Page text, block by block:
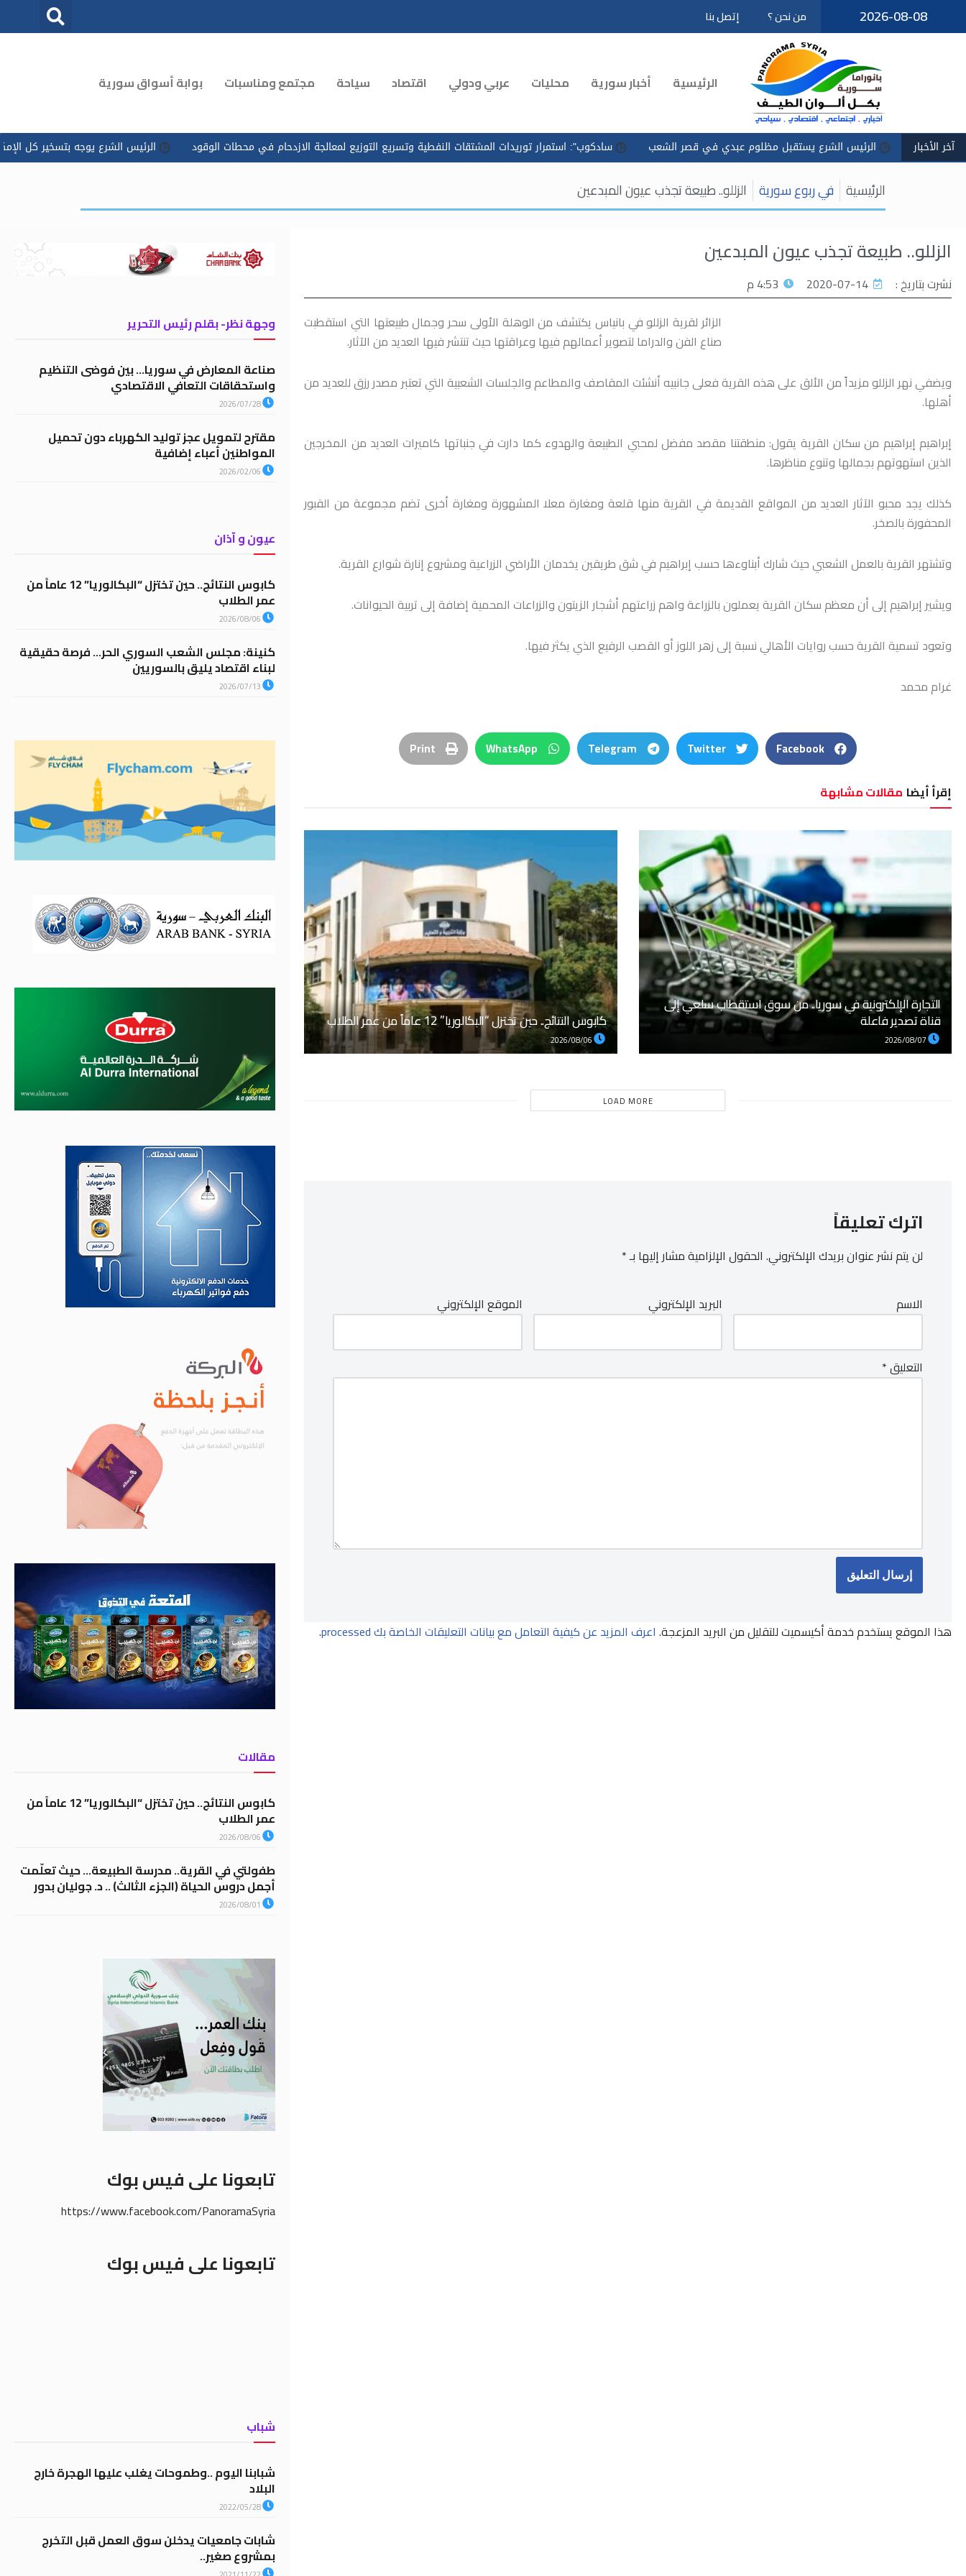
تخطى
2026-08-08 من نحن ؟ إتصل بنا
الرئيسية أخبار سورية محليات عربي ودولي اقتصاد سياحة مجتمع ومناسبات بوابة أسواق سورية
آخر الأخبارالرئيس الشرع يستقبل مظلوم عبدي في قصر الشعب سادكوب": استمرار توريدات المشتقات النفطية وتسريع التوزيع لمعالجة الازدحام في محطات الوقود الرئيس الشرع يوجه بتسخير كل الإمكانات
الرئيسية في ربوع سورية الزللو.. طبيعة تجذب عيون المبدعين
الزللو.. طبيعة تجذب عيون المبدعين
نشرت بتاريخ : 2020-07-14
4:53 م
الزائر لقرية الزللو في بانياس يكتشف من الوهلة الأولى سحر وجمال طبيعتها التي استقطبت
صناع الفن والدراما لتصوير أعمالهم فيها وعراقتها حيث تنتشر فيها العديد من الآثار.
ويضفي نهر الزللو مزيداً من الألق على هذه القرية فعلى جانبيه أنشئت المقاصف والمطاعم والجلسات الشعبية التي تعتبر مصدر رزق للعديد من
أهلها.
إبراهيم إبراهيم من سكان القرية يقول: منطقتنا مقصد مفضل لمحبي الطبيعة والهدوء كما دارت في جنباتها كاميرات العديد من المخرجين
الذين استهوتهم بجمالها وتنوع مناظرها.
كذلك يجد محبو الآثار العديد من المواقع القديمة في القرية منها قلعة ومغارة معلا المشهورة ومغارة أخرى تضم مجموعة من القبور
المحفورة بالصخر.
وتشتهر القرية بالعمل الشعبي حيث شارك أبناوءها حسب إبراهيم في شق طريقين يخدمان الأراضي الزراعية ومشروع إنارة شوارع القرية.
ويشير إبراهيم إلى أن معظم سكان القرية يعملون بالزراعة واهم زراعتهم أشجار الزيتون والزراعات المحمية إضافة إلى تربية الحيوانات.
وتعود تسمية القرية حسب روايات الأهالي نسبة إلى زهر اللوز أو القصب الرفيع الذي يكثر فيها.
غرام محمد
Facebook
Twitter
Telegram
WhatsApp
Print
إقرأ أيضا مقالات مشابهة
التجارة الإلكترونية في سوريا.. من سوق استقطاب سلعي إلى
قناة تصدير فاعلة كابوس النتائج.. حين تختزل “البكالوريا” 12 عاماً من عمر الطلاب
LOAD MORE
اترك تعليقاً
لن يتم نشر عنوان بريدك الإلكتروني. الحقول الإلزامية مشار إليها بـ*
الاسم البريد الإلكتروني الموقع الإلكتروني
التعليق*
هذا الموقع يستخدم خدمة أكيسميت للتقليل من البريد المزعجة. اعرف المزيد عن كيفية التعامل مع بيانات التعليقات الخاصة بك processed .
وجهة نظر- بقلم رئيس التحرير
صناعة المعارض في سوريا… بين فوضى التنظيم
واستحقاقات التعافي الاقتصادي
2026/07/28
مقترح لتمويل عجز توليد الكهرباء دون تحميل
المواطنين أعباء إضافية
2026/02/06
عيون و آذان
كابوس النتائج.. حين تختزل “البكالوريا” 12 عاماً من
عمر الطلاب
2026/08/06
كنينة: مجلس الشعب السوري الحر… فرصة حقيقية
لبناء اقتصاد يليق بالسوريين
2026/07/13
مقالات
كابوس النتائج.. حين تختزل “البكالوريا” 12 عاماً من
عمر الطلاب
2026/08/06
طفولتي في القرية.. مدرسة الطبيعة… حيث تعلّمت
أجمل دروس الحياة (الجزء الثالث) .. د. جوليان بدور
2026/08/01
تابعونا على فيس بوك
https://www.facebook.com/PanoramaSyria
تابعونا على فيس بوك
شباب
شبابنا اليوم ..وطموحات يغلب عليها الهجرة خارج
البلاد
2022/05/28
شابات جامعيات يدخلن سوق العمل قبل التخرج
بمشروع صغير..